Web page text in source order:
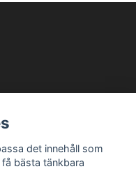
Prenumerera
det innehåll som
bästa tänkbara